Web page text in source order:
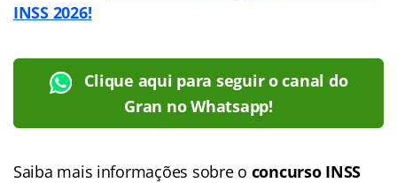
INSS 2026!
Clique aqui para seguir o canal do
Gran no Whatsapp!
Saiba mais informações sobre o concurso INSS